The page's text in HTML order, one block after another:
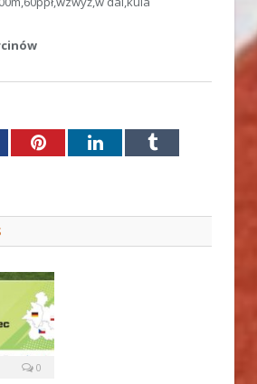
PinterestLinkedInTumblr
0